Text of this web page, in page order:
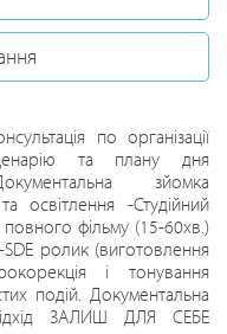
по організації
та плану дня
зйомка
освітлення -Студійний
фільму (15-60хв.)
ролик (виготовлення
і тонування
подій. Документальна
ЗАЛИШ ДЛЯ СЕБЕ